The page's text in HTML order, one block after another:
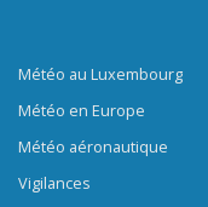
Météo au Luxembourg
Météo en Europe
Météo aéronautique
Vigilances